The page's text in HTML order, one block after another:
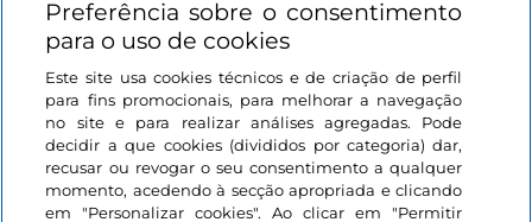
Ligações úteis
Iniciar sessão
Mantenha-se em contacto
Preferência sobre o consentimento
para o uso de cookies
Este site usa cookies técnicos e de criação de perfil
para fins promocionais, para melhorar a navegação
no site e para realizar análises agregadas. Pode
decidir a que cookies (divididos por categoria) dar,
recusar ou revogar o seu consentimento a qualquer
momento, acedendo à secção apropriada e clicando
em "Personalizar cookies". Ao clicar em "Permitir